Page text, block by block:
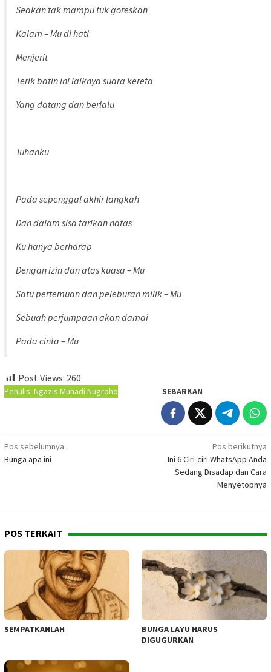
Seakan tak mampu tuk goreskan
Kalam – Mu di hati
Menjerit
Terik batin ini laiknya suara kereta
Yang datang dan berlalu
Tuhanku
Pada sepenggal akhir langkah
Dan dalam sisa tarikan nafas
Ku hanya berharap
Dengan izin dan atas kuasa – Mu
Satu pertemuan dan peleburan milik – Mu
Sebuah perjumpaan akan damai
Pada cinta – Mu
Post Views: 260
Penulis: Ngazis Muhadi Nugroho SEBARKAN
Navigasi
pos
Pos sebelumnya
Bunga apa ini
Pos berikutnya
Ini 6 Ciri-ciri WhatsApp Anda
Sedang Disadap dan Cara
Menyetopnya
POS TERKAIT
SEMPATKANLAH
BUNGA LAYU HARUS
DIGUGURKAN